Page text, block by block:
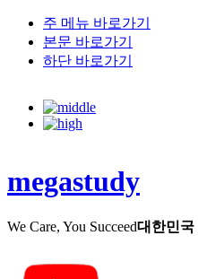
주 메뉴 바로가기
본문 바로가기
하단 바로가기
megastudy
We Care, You Succeed대한민국